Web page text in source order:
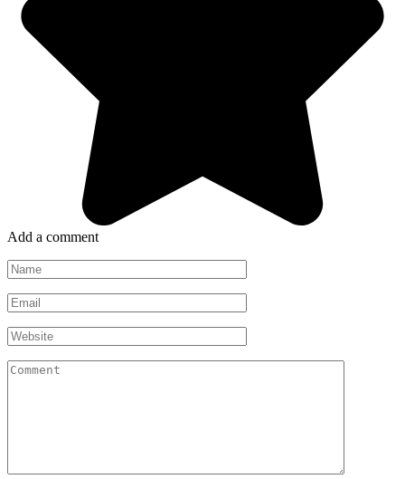
Add a comment
Name
*
Email
*
Website
Comment